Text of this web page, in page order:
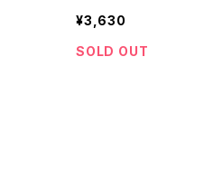
¥3,630
SOLD OUT